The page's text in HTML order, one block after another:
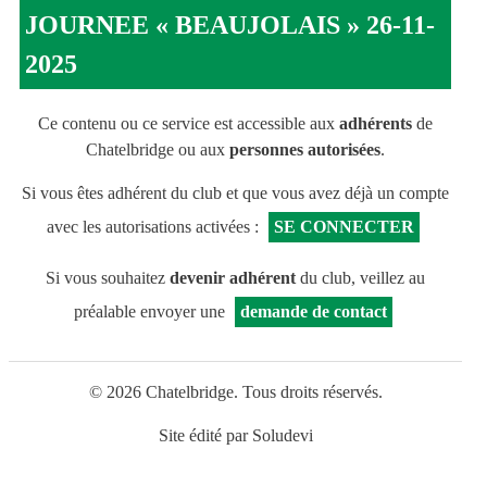
JOURNEE « BEAUJOLAIS » 26-11-
2025
Ce contenu ou ce service est accessible aux adhérents de
Chatelbridge ou aux personnes autorisées.
Si vous êtes adhérent du club et que vous avez déjà un compte
avec les autorisations activées :
SE CONNECTER
Si vous souhaitez devenir adhérent du club, veillez au
préalable envoyer une
demande de contact
© 2026 Chatelbridge. Tous droits réservés.
Site édité par Soludevi